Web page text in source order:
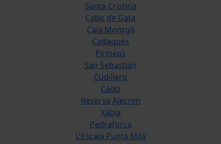
Santa Cristina
Cabo de Gata
Cala Montgó
Cadaqués
Pirineos
San Sebastián
Cudillero
Cádiz
Reserva Alecrim
Xàbia
Pedraforca
L'Escala Punta Milà